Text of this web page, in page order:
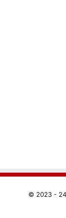
© 2023 - 24